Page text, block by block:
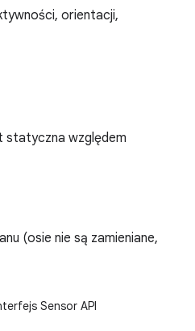
orientacji,
statyczna względem
(osie nie są zamieniane,
Sensor API